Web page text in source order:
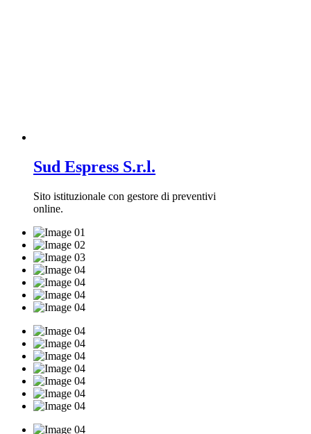
Sud Espress S.r.l.
Sito istituzionale con gestore di preventivi
online.